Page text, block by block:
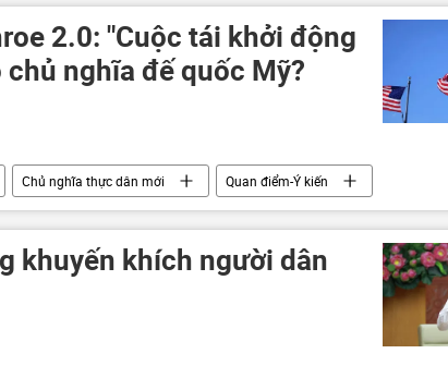
2.0: "Cuộc tái khởi động
nghĩa đế quốc Mỹ?
Chủ nghĩa thực dân mới Quan điểm-Ý kiến
khuyến khích người dân